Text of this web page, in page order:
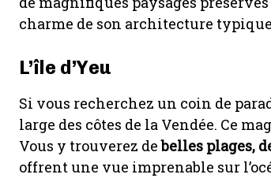
charme de son architecture
L’île d’Yeu
Si vous recherchez un coin de
large des côtes de la Vendée. Ce
Vous y trouverez debelles plages,
offrent une vue imprenable sur